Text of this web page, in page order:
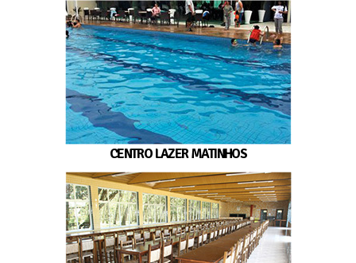
CENTRO LAZER MATINHOS